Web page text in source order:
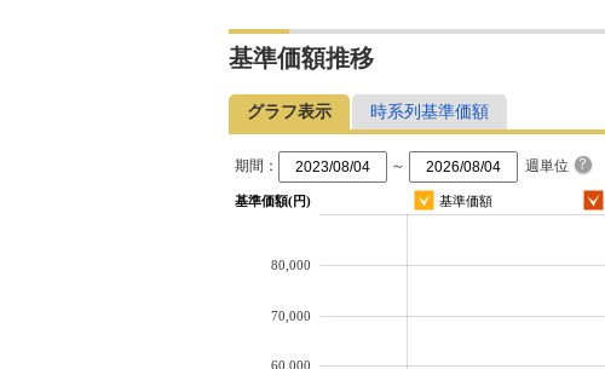
基準価額推移
グラフ表示 時系列基準価額
期間： ～ 週単位
基準価額(円) 基準価額
60,000
70,000
80,000